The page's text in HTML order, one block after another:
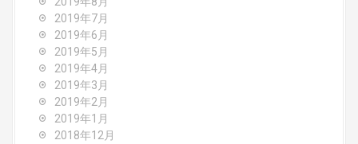
2019年7月
2019年6月
2019年5月
2019年4月
2019年3月
2019年2月
2019年1月
2018年12月